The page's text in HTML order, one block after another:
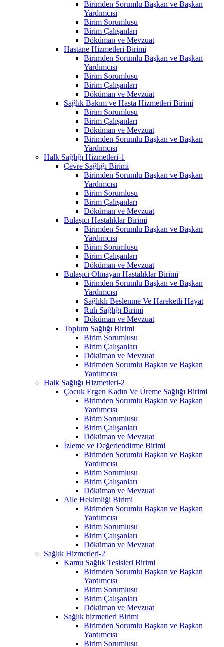
Birimden Sorumlu Başkan ve Başkan
Yardımcısı
Birim Sorumlusu
Birim Çalışanları
Döküman ve Mevzuat
Hastane Hizmetleri Birimi
Birimden Sorumlu Başkan ve Başkan
Yardımcısı
Birim Sorumlusu
Birim Çalışanları
Döküman ve Mevzuat
Sağlık Bakım ve Hasta Hizmetleri Birimi
Birim Sorumlusu
Birim Çalışanları
Döküman ve Mevzuat
Birimden Sorumlu Başkan ve Başkan
Yardımcısı
Halk Sağlığı Hizmetleri-1
Çevre Sağlığı Birimi
Birimden Sorumlu Başkan ve Başkan
Yardımcısı
Birim Sorumlusu
Birim Çalışanları
Döküman ve Mevzuat
Bulaşıcı Hastalıklar Birimi
Birimden Sorumlu Başkan ve Başkan
Yardımcısı
Birim Sorumlusu
Birim Çalışanları
Döküman ve Mevzuat
Bulaşıcı Olmayan Hastalıklar Birimi
Birimden Sorumlu Başkan ve Başkan
Yardımcısı
Sağlıklı Beslenme Ve Hareketli Hayat
Ruh Sağlığı Birimi
Döküman ve Mevzuat
Toplum Sağlığı Birimi
Birim Sorumlusu
Birim Çalışanları
Döküman ve Mevzuat
Birimden Sorumlu Başkan ve Başkan
Yardımcısı
Halk Sağlığı Hizmetleri-2
Çocuk Ergen Kadın Ve Üreme Sağlığı Birimi
Birimden Sorumlu Başkan ve Başkan
Yardımcısı
Birim Sorumlusu
Birim Çalışanları
Döküman ve Mevzuat
İzleme ve Değerlendirme Birimi
Birimden Sorumlu Başkan ve Başkan
Yardımcısı
Birim Sorumlusu
Birim Çalışanları
Döküman ve Mevzuat
Aile Hekimliği Birimi
Birimden Sorumlu Başkan ve Başkan
Yardımcısı
Birim Sorumlusu
Birim Çalışanları
Döküman ve Mevzuat
Sağlık Hizmetleri-2
Kamu Sağlık Tesisleri Birimi
Birimden Sorumlu Başkan ve Başkan
Yardımcısı
Birim Sorumlusu
Birim Çalışanları
Döküman ve Mevzuat
Sağlık hizmetleri Birimi
Birimden Sorumlu Başkan ve Başkan
Yardımcısı
Birim Sorumlusu